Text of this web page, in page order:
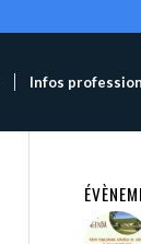
Infos